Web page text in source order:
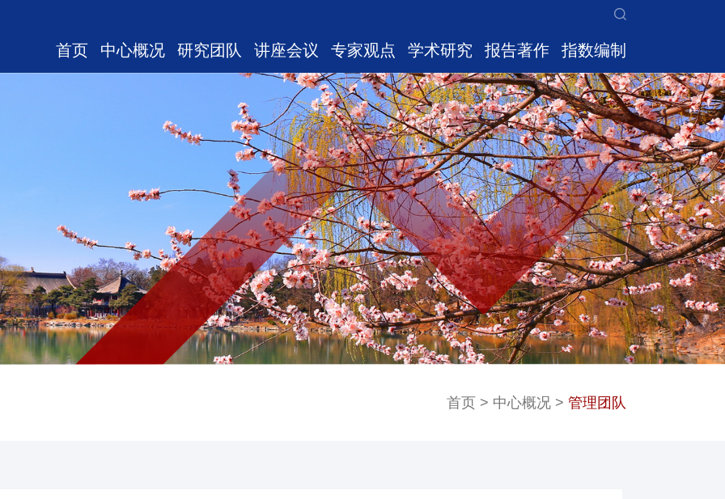
首页 中心概况 研究团队 讲座会议 专家观点 学术研究 报告著作 指数编制
首页 > 中心概况 > 管理团队